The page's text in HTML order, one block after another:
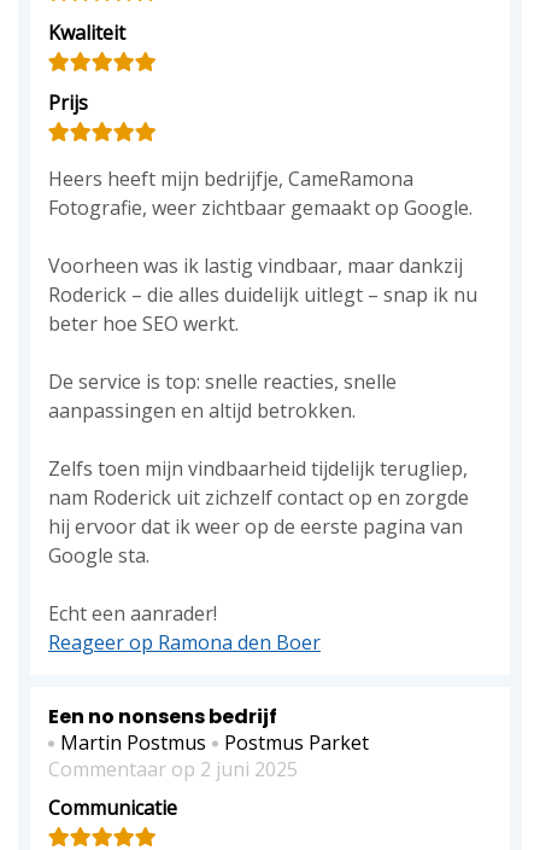
Kwaliteit
Prijs
Heers heeft mijn bedrijfje, CameRamona
Fotografie, weer zichtbaar gemaakt op Google.
Voorheen was ik lastig vindbaar, maar dankzij
Roderick – die alles duidelijk uitlegt – snap ik nu
beter hoe SEO werkt.
De service is top: snelle reacties, snelle
aanpassingen en altijd betrokken.
Zelfs toen mijn vindbaarheid tijdelijk terugliep,
nam Roderick uit zichzelf contact op en zorgde
hij ervoor dat ik weer op de eerste pagina van
Google sta.
Echt een aanrader!
Reageer op Ramona den Boer
Een no nonsens bedrijf
Martin Postmus
Postmus Parket
Commentaar op 2 juni 2025
Communicatie